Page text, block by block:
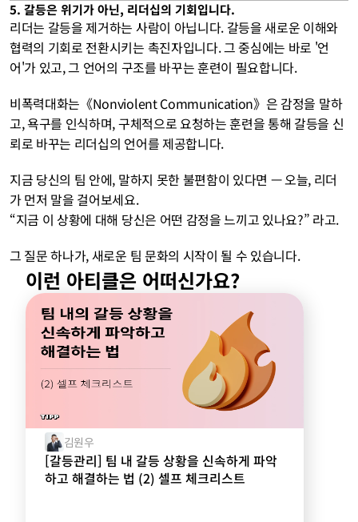
5. 갈등은 위기가 아닌, 리더십의 기회입니다.
리더는 갈등을 제거하는 사람이 아닙니다. 갈등을 새로운 이해와
협력의 기회로 전환시키는 촉진자입니다. 그 중심에는 바로 '언
어'가 있고, 그 언어의 구조를 바꾸는 훈련이 필요합니다.
비폭력대화는《Nonviolent Communication》은 감정을 말하
고, 욕구를 인식하며, 구체적으로 요청하는 훈련을 통해 갈등을 신
뢰로 바꾸는 리더십의 언어를 제공합니다.
지금 당신의 팀 안에, 말하지 못한 불편함이 있다면 — 오늘, 리더
가 먼저 말을 걸어보세요.
“지금 이 상황에 대해 당신은 어떤 감정을 느끼고 있나요?” 라고.
그 질문 하나가, 새로운 팀 문화의 시작이 될 수 있습니다.
이런 아티클은 어떠신가요?
김원우
[갈등관리] 팀 내 갈등 상황을 신속하게 파악
하고 해결하는 법 (2) 셀프 체크리스트